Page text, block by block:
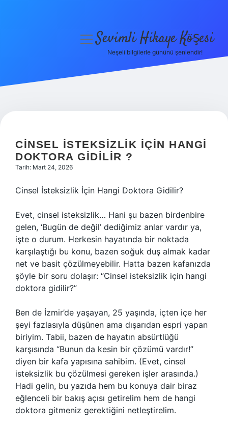
Hakkımızda
menüyüSevimli Hikaye Köşesi
Neşeli bilgilerle gününü şenlendir!
CINSEL ISTEKSIZLIK IÇIN HANGI
DOKTORA GIDILIR ?
Tarih: Mart 24, 2026
Cinsel İsteksizlik İçin Hangi Doktora Gidilir?
Evet, cinsel isteksizlik… Hani şu bazen birdenbire
gelen, ‘Bugün de değil’ dediğimiz anlar vardır ya,
işte o durum. Herkesin hayatında bir noktada
karşılaştığı bu konu, bazen soğuk duş almak kadar
net ve basit çözülmeyebilir. Hatta bazen kafanızda
şöyle bir soru dolaşır: “Cinsel isteksizlik için hangi
doktora gidilir?”
Ben de İzmir’de yaşayan, 25 yaşında, içten içe her
şeyi fazlasıyla düşünen ama dışarıdan espri yapan
biriyim. Tabii, bazen de hayatın absürtlüğü
karşısında “Bunun da kesin bir çözümü vardır!”
diyen bir kafa yapısına sahibim. (Evet, cinsel
isteksizlik bu çözülmesi gereken işler arasında.)
Hadi gelin, bu yazıda hem bu konuya dair biraz
eğlenceli bir bakış açısı getirelim hem de hangi
doktora gitmeniz gerektiğini netleştirelim.